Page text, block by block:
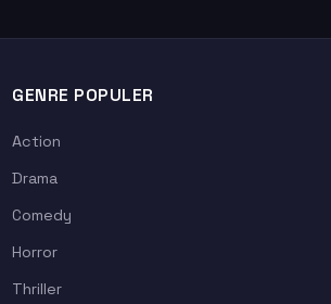
GENRE POPULER
Action
Drama
Comedy
Horror
Thriller